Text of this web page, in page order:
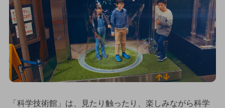
「科学技術館」は、見たり触ったり、楽しみながら科学